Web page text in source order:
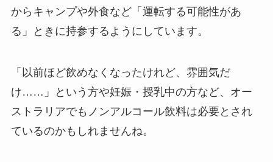
からキャンプや外食など「運転する可能性があ
る」ときに持参するようにしています。
「以前ほど飲めなくなったけれど、雰囲気だ
け……」という方や妊娠・授乳中の方など、オー
ストラリアでもノンアルコール飲料は必要とされ
ているのかもしれませんね。